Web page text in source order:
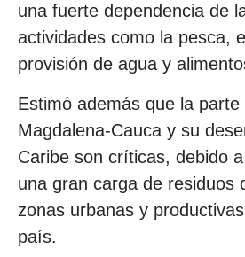
una fuerte dependencia de
actividades como la pesca,
provisión de agua y
Estimó además que la parte
Magdalena-Cauca y su
Caribe son críticas, debido
una gran carga de residuos
zonas urbanas y
país.